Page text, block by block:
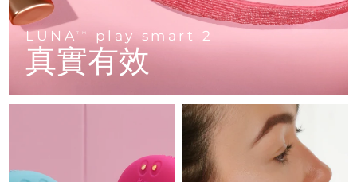
LUNATM play smart 2
真實有效
All acne treatment devices
All revitalizing eye massagers
Advanced pore care essentials
For healthy hair
issa™ Teeth Whitening Gel
18% PAP
護膚品 男士
以色列 預計送達日期8/14/26
義大利
日本 預計送達日期8/13/26
預計送達日期 8/15/26
哈薩克 8/12/26